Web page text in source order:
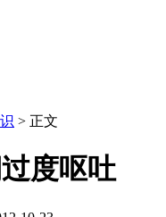
> 正文
度呕吐